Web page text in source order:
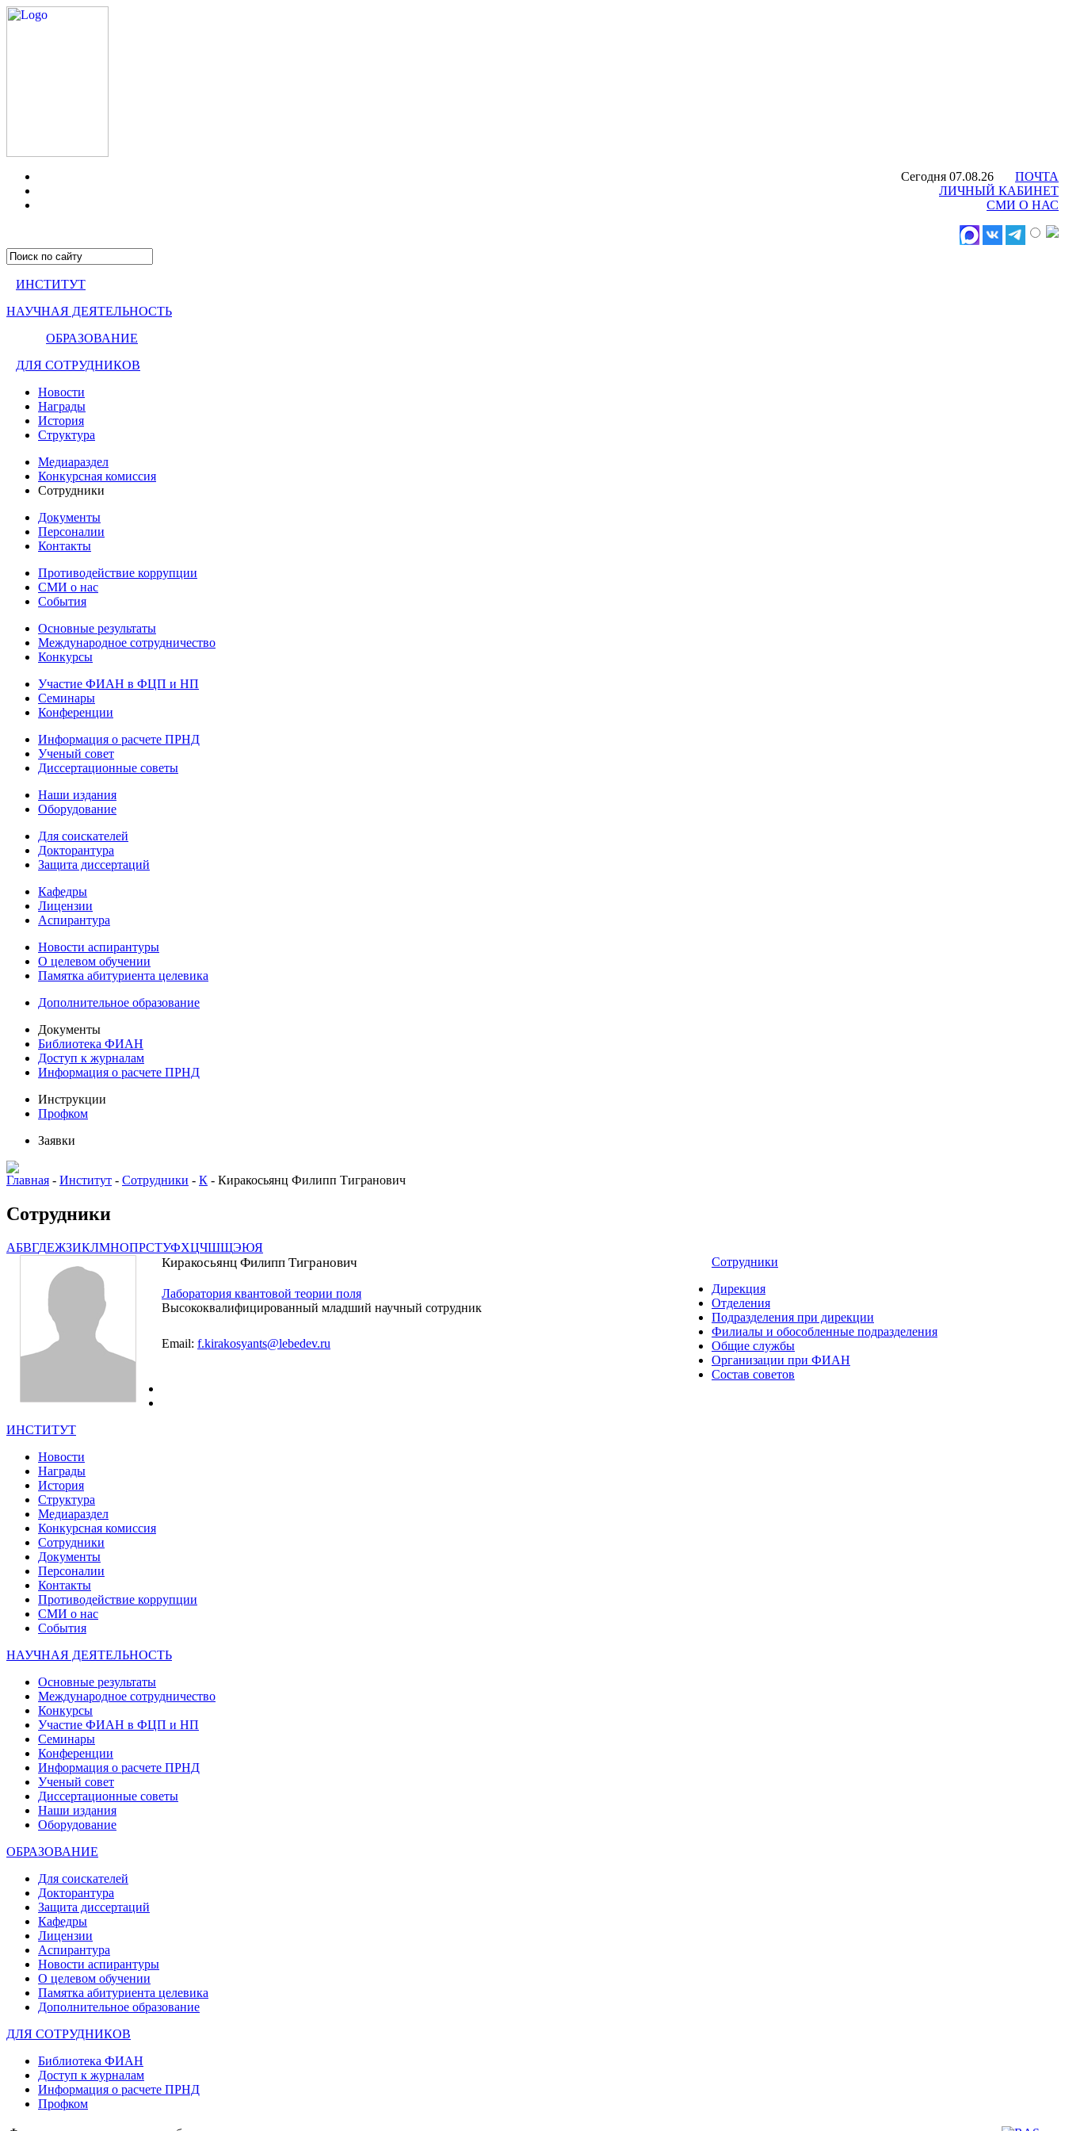
Сегодня 07.08.26
ПОЧТА
ЛИЧНЫЙ КАБИНЕТ
СМИ О НАС
ИНСТИТУТ
НАУЧНАЯ ДЕЯТЕЛЬНОСТЬ
ОБРАЗОВАНИЕ
ДЛЯ СОТРУДНИКОВ
Новости
Награды
История
Структура
Медиараздел
Конкурсная комиссия
Сотрудники
Документы
Персоналии
Контакты
Противодействие коррупции
СМИ о нас
События
Основные результаты
Международное сотрудничество
Конкурсы
Участие ФИАН в ФЦП и НП
Семинары
Конференции
Информация о расчете ПРНД
Ученый совет
Диссертационные советы
Наши издания
Оборудование
Для соискателей
Докторантура
Защита диссертаций
Кафедры
Лицензии
Аспирантура
Новости аспирантуры
О целевом обучении
Памятка абитуриента целевика
Дополнительное образование
Документы
Библиотека ФИАН
Доступ к журналам
Информация о расчете ПРНД
Инструкции
Профком
Заявки
Главная - Институт - Сотрудники - К - Киракосьянц Филипп Тигранович
Сотрудники
АБВГДЕЖЗИКЛМНОПРСТУФХЦЧШЩЭЮЯ
Киракосьянц Филипп Тигранович
Лаборатория квантовой теории поля
Высококвалифицированный младший научный сотрудник
Email: f.kirakosyants@lebedev.ru
Сотрудники
Дирекция
Отделения
Подразделения при дирекции
Филиалы и обособленные подразделения
Общие службы
Организации при ФИАН
Состав советов
ИНСТИТУТ
Новости
Награды
История
Структура
Медиараздел
Конкурсная комиссия
Сотрудники
Документы
Персоналии
Контакты
Противодействие коррупции
СМИ о нас
События
НАУЧНАЯ ДЕЯТЕЛЬНОСТЬ
Основные результаты
Международное сотрудничество
Конкурсы
Участие ФИАН в ФЦП и НП
Семинары
Конференции
Информация о расчете ПРНД
Ученый совет
Диссертационные советы
Наши издания
Оборудование
ОБРАЗОВАНИЕ
Для соискателей
Докторантура
Защита диссертаций
Кафедры
Лицензии
Аспирантура
Новости аспирантуры
О целевом обучении
Памятка абитуриента целевика
Дополнительное образование
ДЛЯ СОТРУДНИКОВ
Библиотека ФИАН
Доступ к журналам
Информация о расчете ПРНД
Профком